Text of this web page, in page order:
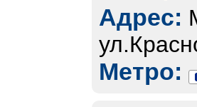
Адрес:
Метро: